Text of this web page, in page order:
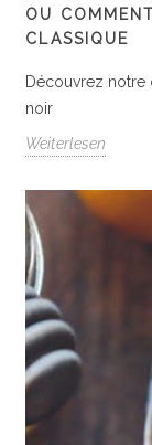
OU
CLASSIQUE
Découvrez notre
noir
Weiterlesen